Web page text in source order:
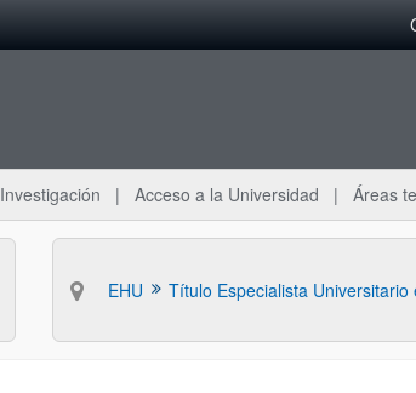
Investigación Acceso a la Universidad Áreas
EHU